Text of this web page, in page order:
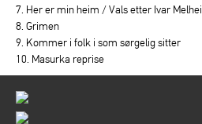
7. Her er min heim / Vals etter Ivar
8. Grimen
9. Kommer i folk i som sørgelig sitter
10. Masurka reprise